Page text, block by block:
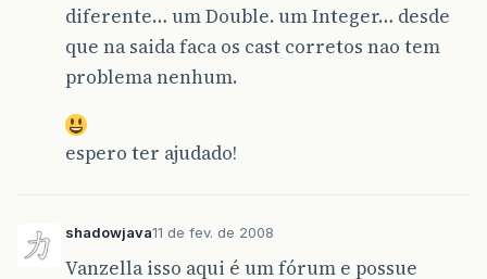
diferente… um Double. um Integer… desde
que na saida faca os cast corretos nao tem
problema nenhum.
espero ter ajudado!
shadowjava11 de fev. de 2008
Vanzella isso aqui é um fórum e possue